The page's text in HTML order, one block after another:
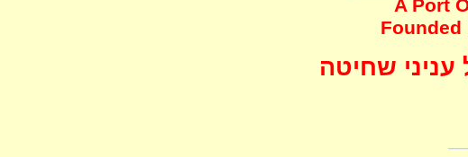
A Port
Founded
שחיטה